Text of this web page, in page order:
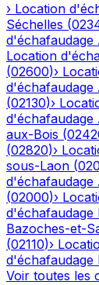
› Location
Séchelles (
d'échafaudage
Location
(02600)›
d'échafaudage
(02130)›
d'échafaudage
aux-Bois (
(02820)›
sous-Laon (
d'échafaudage
(02000)›
d'échafaudage
Bazoches-et-
(02110)›
d'échafaudage
Voir toutes les